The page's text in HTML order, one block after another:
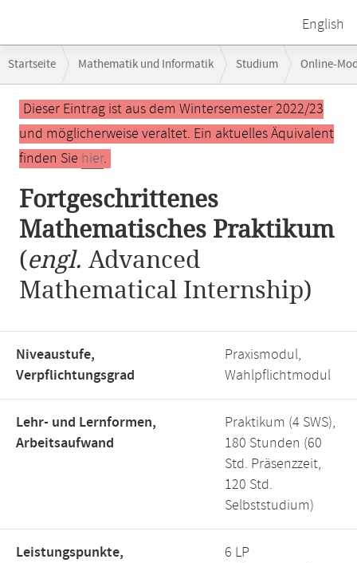
English
Navigation
Startseite Mathematik und Informatik Studium Online-
Hauptinhalt
Dieser Eintrag ist aus dem Wintersemester 2022/23
und möglicherweise veraltet. Ein aktuelles Äquivalent
finden Sie hier.
Fortgeschrittenes
Mathematisches Praktikum
(engl. Advanced
Mathematical Internship)
Niveaustufe,
Verpflichtungsgrad
Praxismodul,
Wahlpflichtmodul
Lehr- und Lernformen,
Arbeitsaufwand
Praktikum (4 SWS),
180 Stunden (60
Std. Präsenzzeit,
120 Std.
Selbststudium)
Leistungspunkte,
6 LP